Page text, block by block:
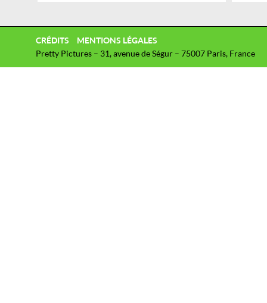
CRÉDITS
MENTIONS LÉGALES
Pretty Pictures – 31, avenue de Ségur – 75007 Paris, France